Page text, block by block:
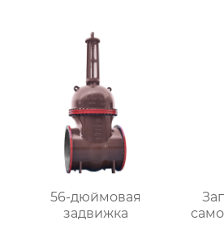
56-дюймовая
задвижка